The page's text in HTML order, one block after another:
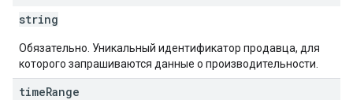
string
Обязательно. Уникальный идентификатор продавца, для
которого запрашиваются данные о производительности.
timeRange